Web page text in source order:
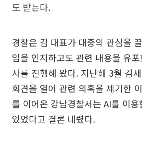
도 받는다.
경찰은 김 대표가 대중의 관심을
임을 인지하고도 관련 내용을 유
사를 진행해 왔다. 지난해 3월 김
회견을 열어 관련 의혹을 제기한
를 이어온 강남경찰서는 AI를 이
있었다고 결론 내렸다.